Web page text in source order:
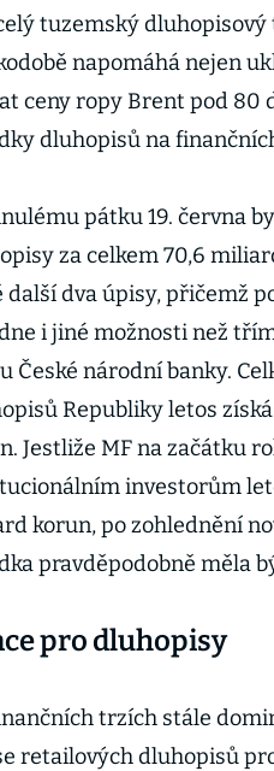
tuzemský
napomáhá nejen
ceny ropy Brent pod 80
dluhopisů na
pátku 19. června
za celkem 70,6
další dva úpisy, přičemž
i jiné možnosti než
České národní banky.
Republiky letos
Jestliže MF na začátku
investorům
korun, po zohlednění
pravděpodobně měla
pro dluhopisy
trzích stále
retailových dluhopisů